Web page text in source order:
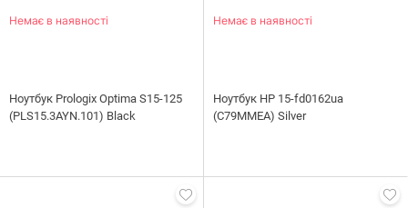
Немає в наявності
Ноутбук Prologix Optima S15-125
(PLS15.3AYN.101) Black
Немає в наявності
Ноутбук HP 15-fd0162ua
(C79MMEA) Silver